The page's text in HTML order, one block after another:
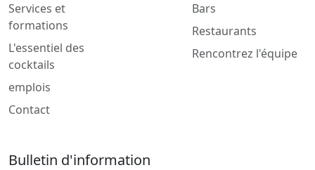
Services et
formations
L'essentiel des
cocktails
emplois
Contact
Bars
Restaurants
Rencontrez l'équipe
Bulletin d'information